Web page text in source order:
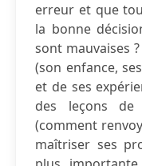
erreur et que
la bonne
sont mauvaises
(son enfance,
et de ses
des leçons
(comment
maîtriser ses